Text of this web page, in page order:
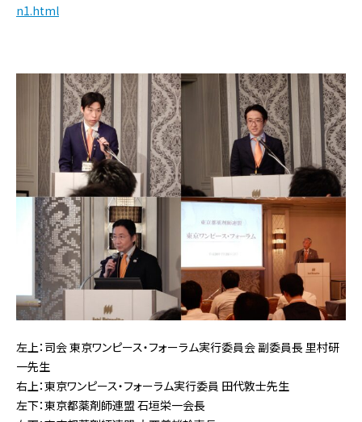
n1.html
左上：司会 東京ワンピース・フォーラム実行委員会 副委員長 里村研
一先生
右上：東京ワンピース・フォーラム実行委員 田代敦士先生
左下：東京都薬剤師連盟 石垣栄一会長